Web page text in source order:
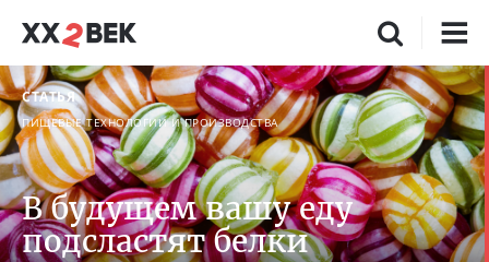
СТАТЬЯ
ПИЩЕВЫЕ ТЕХНОЛОГИИ И ПРОИЗВОДСТВА
В будущем вашу еду
подсластят белки